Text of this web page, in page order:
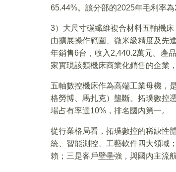
65.44%。該分部的2025年毛利率為
3）大尺寸碳纖維複合材料五軸機
由擴展操作範圍、微米級精度及先
年銷售6台，收入2,440.2萬元。產
家實現該類機床商業化銷售的企業
五軸數控機床作為高端工業母機，
格勞博、馬扎克）壟斷。拓璞數控
場占有率達10%，排名國內第一。
從行業格局看，拓璞數控的稀缺性
統、智能測控、工藝軟件四大領域
賴；三是客戶壁壘強，與國內主流